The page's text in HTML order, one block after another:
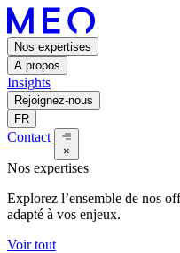
Nos expertises
A propos
Insights
Rejoignez-nous
FR
Contact
×
Nos expertises
Explorez l’ensemble de nos
adapté à vos enjeux.
Voir tout